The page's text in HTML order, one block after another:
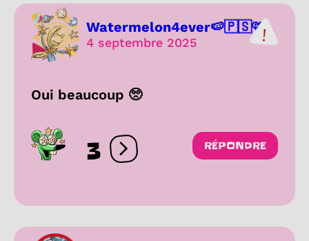
Watermelon4ever🍉🇵🇸🩷
4 septembre 2025
Oui beaucoup 🥺
3 Ouvrir les réactions
RÉPONDRE